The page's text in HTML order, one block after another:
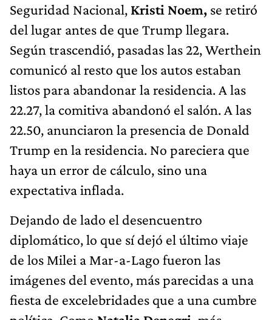
Seguridad Nacional, Kristi Noem, se retiró
del lugar antes de que Trump llegara.
Según trascendió, pasadas las 22, Werthein
comunicó al resto que los autos estaban
listos para abandonar la residencia. A las
22.27, la comitiva abandonó el salón. A las
22.50, anunciaron la presencia de Donald
Trump en la residencia. No pareciera que
haya un error de cálculo, sino una
expectativa inflada.
Dejando de lado el desencuentro
diplomático, lo que sí dejó el último viaje
de los Milei a Mar-a-Lago fueron las
imágenes del evento, más parecidas a una
fiesta de excelebridades que a una cumbre